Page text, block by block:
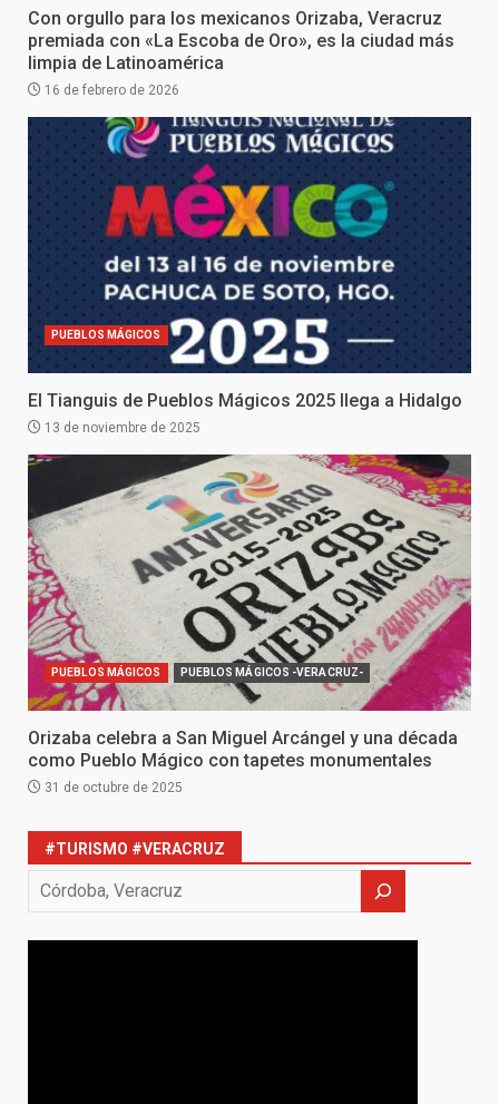
Con orgullo para los mexicanos Orizaba, Veracruz
premiada con «La Escoba de Oro», es la ciudad más
limpia de Latinoamérica
16 de febrero de 2026
PUEBLOS MÁGICOS
El Tianguis de Pueblos Mágicos 2025 llega a Hidalgo
13 de noviembre de 2025
PUEBLOS MÁGICOS PUEBLOS MÁGICOS -VERACRUZ-
Orizaba celebra a San Miguel Arcángel y una década
como Pueblo Mágico con tapetes monumentales
31 de octubre de 2025
#TURISMO #VERACRUZ